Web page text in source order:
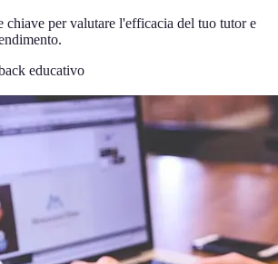
chiave per valutare l'efficacia del tuo tutor e
educativo